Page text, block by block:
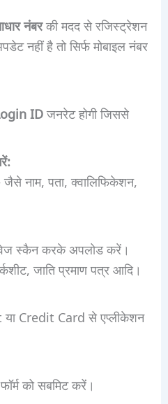
नंबरकी मदद से रजिस्ट्रेशन
नहीं है तो सिर्फ मोबाइल नंबर
IDजनरेट होगी जिससे
जैसे नाम, पता, क्वालिफिकेशन,
स्कैन करके अपलोड करें।
जाति प्रमाण पत्र आदि।
Credit Card से एप्लीकेशन
को सबमिट करें।